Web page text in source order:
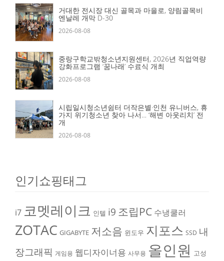
거대한 전시장 대신 골목과 마을로, 양림골목비
엔날레 개막 D-30
2026-08-08
중랑구학교밖청소년지원센터, 2026년 직업역량
강화프로그램 ‘꿈나래’ 수료식 개최
2026-08-08
시립일시청소년쉼터 더작은별·인천 유니버스, 휴
가지 위기청소년 찾아 나서… ‘해변 아웃리치’ 전
개
2026-08-08
인기쇼핑태그
i7 코멧레이크 인텔 i9 조립PC 수냉쿨러
ZOTAC GIGABYTE 저소음 윈도우 지포스 SSD 내
장그래픽 게임용 웹디자이너용 사무용 올인원 고성